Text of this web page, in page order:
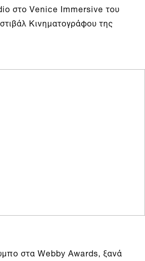
στο Venice Immersive του
Κινηματογράφου της
στα Webby Awards, ξανά